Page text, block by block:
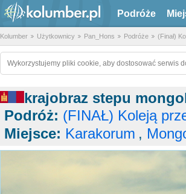
Podróże
Kolumber Użytkownicy Pan_Hons Podróże (Finał)
Wykorzystujemy pliki cookie, aby dostosować serwis
krajobraz stepu
Podróż: (FINAŁ) Koleją
Miejsce: Karakorum ,